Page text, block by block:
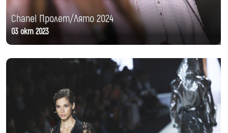
Chanel Пролет/Лято 2024
03 окт 2023